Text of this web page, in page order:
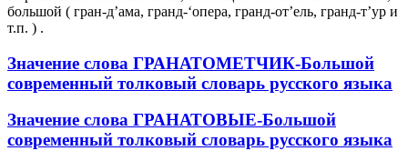
большой ( гран-д’ама, гранд-‘опера, гранд-от’ель, гранд-т’ур и
т.п. ) .
Значение слова ГРАНАТОМЕТЧИК-Большой
современный толковый словарь русского языка
Значение слова ГРАНАТОВЫЕ-Большой
современный толковый словарь русского языка